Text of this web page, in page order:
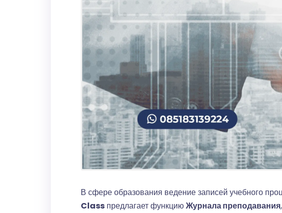
В сфере образования ведение записей учебного
Class предлагает функциюЖурнала преподавания